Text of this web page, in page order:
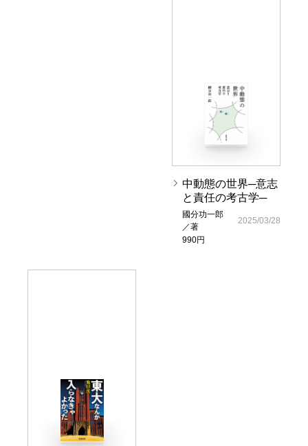
中動態の世界─意志
と責任の考古学─
國分功一郎
／著
990円
2025/03/28